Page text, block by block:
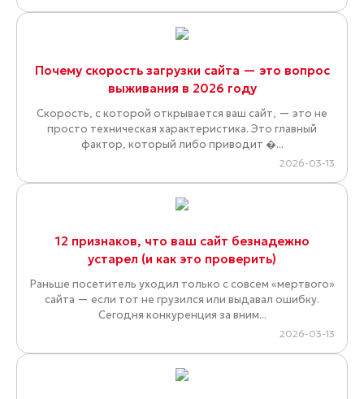
Почему скорость загрузки сайта — это вопрос
выживания в 2026 году
Скорость, с которой открывается ваш сайт, — это не
просто техническая характеристика. Это главный
фактор, который либо приводит �...
2026-03-13
12 признаков, что ваш сайт безнадежно
устарел (и как это проверить)
Раньше посетитель уходил только с совсем «мертвого»
сайта — если тот не грузился или выдавал ошибку.
Сегодня конкуренция за вним...
2026-03-13